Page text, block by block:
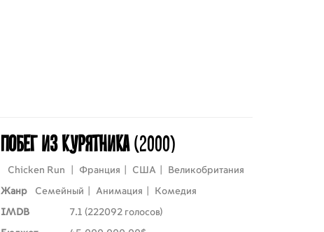
Побег из курятника(2000)
Chicken Run Франция США Великобритания
Жанр Семейный Анимация Комедия
IMDB 7.1 (222092 голосов)